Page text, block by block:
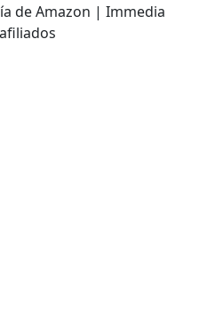
de Amazon | Immedia